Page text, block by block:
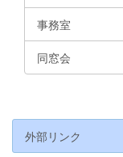
事務室
同窓会
外部リンク